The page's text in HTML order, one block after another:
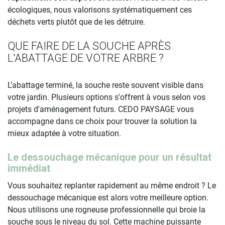
écologiques, nous valorisons systématiquement ces
déchets verts plutôt que de les détruire.
QUE FAIRE DE LA SOUCHE APRÈS
L'ABATTAGE DE VOTRE ARBRE ?
L'abattage terminé, la souche reste souvent visible dans
votre jardin. Plusieurs options s'offrent à vous selon vos
projets d'aménagement futurs. CEDO PAYSAGE vous
accompagne dans ce choix pour trouver la solution la
mieux adaptée à votre situation.
Le dessouchage mécanique pour un résultat
immédiat
Vous souhaitez replanter rapidement au même endroit ? Le
dessouchage mécanique est alors votre meilleure option.
Nous utilisons une rogneuse professionnelle qui broie la
souche sous le niveau du sol. Cette machine puissante